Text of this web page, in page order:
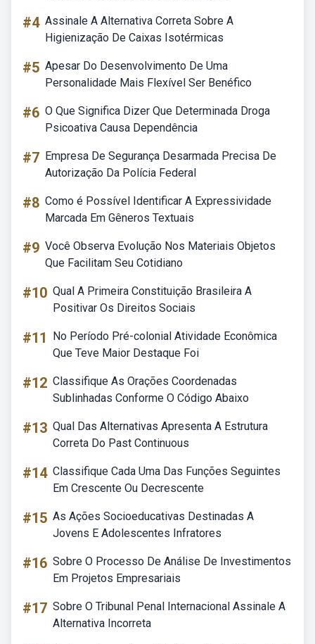
#4 Assinale A Alternativa Correta Sobre A
Higienização De Caixas Isotérmicas
#5 Apesar Do Desenvolvimento De Uma
Personalidade Mais Flexível Ser Benéfico
#6 O Que Significa Dizer Que Determinada Droga
Psicoativa Causa Dependência
#7 Empresa De Segurança Desarmada Precisa De
Autorização Da Polícia Federal
#8 Como é Possível Identificar A Expressividade
Marcada Em Gêneros Textuais
#9 Você Observa Evolução Nos Materiais Objetos
Que Facilitam Seu Cotidiano
#10 Qual A Primeira Constituição Brasileira A
Positivar Os Direitos Sociais
#11
No Período Pré-colonial Atividade Econômica
Que Teve Maior Destaque Foi
#12 Classifique As Orações Coordenadas
Sublinhadas Conforme O Código Abaixo
#13 Qual Das Alternativas Apresenta A Estrutura
Correta Do Past Continuous
#14 Classifique Cada Uma Das Funções Seguintes
Em Crescente Ou Decrescente
#15 As Ações Socioeducativas Destinadas A
Jovens E Adolescentes Infratores
#16 Sobre O Processo De Análise De Investimentos
Em Projetos Empresariais
#17 Sobre O Tribunal Penal Internacional Assinale A
Alternativa Incorreta